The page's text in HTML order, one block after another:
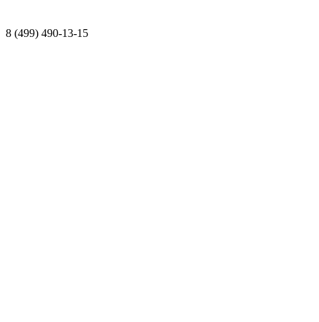
8 (499) 490-13-15